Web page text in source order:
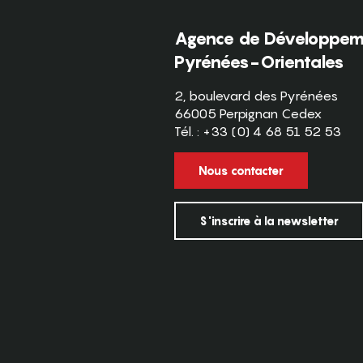
Agence de
Pyrénées-Orientales
2, boulevard des Pyrénées
66005 Perpignan Cedex
Tél. : +33 (0) 4 68 51 52 53
Nous contacter
S'inscrire à la newsletter